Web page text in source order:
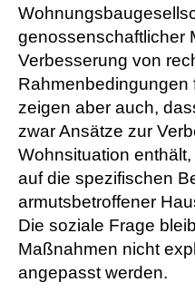
genossenschaftlicher
Verbesserung von
Rahmenbedingungen
zeigen aber auch,
zwar Ansätze zur
Wohnsituation
auf die spezifischen
armutsbetroffener
Die soziale Frage
Maßnahmen nicht
angepasst werden.